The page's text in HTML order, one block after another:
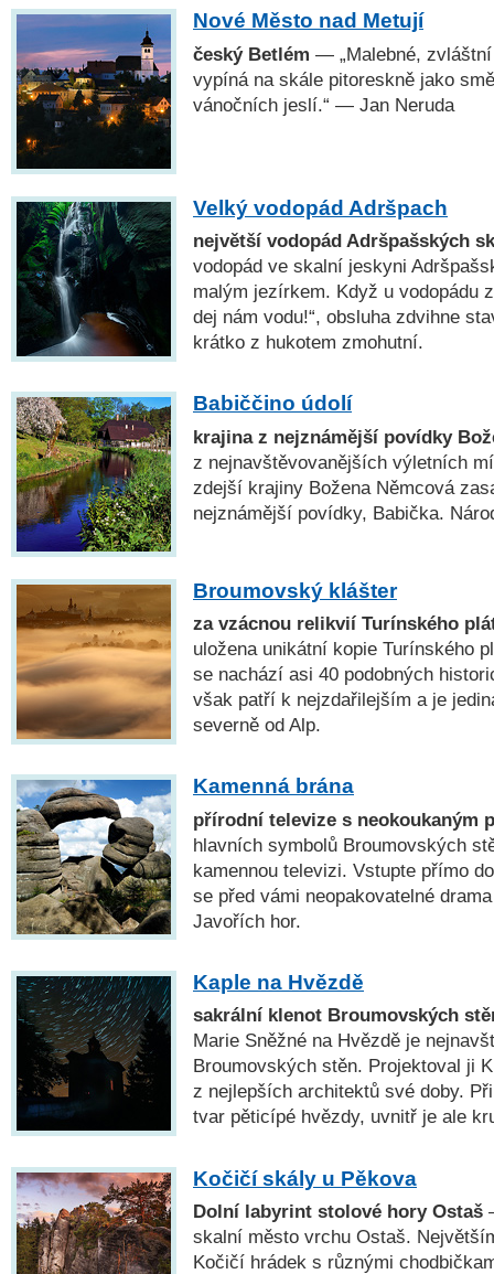
Nové Město nad Metují
český Betlém — „Malebné,
vypíná na skále pitoreskně jako
vánočních jeslí.“ — Jan Neruda
Velký vodopád Adršpach
největší vodopád Adršpašských
vodopád ve skalní jeskyni
malým jezírkem. Když u vodopádu
dej nám vodu!“, obsluha zdvihne
krátko z hukotem zmohutní.
Babiččino údolí
krajina z nejznámější povídky
z nejnavštěvovanějších výletních
zdejší krajiny Božena Němcová
nejznámější povídky, Babička.
Broumovský klášter
za vzácnou relikvií Turínského
uložena unikátní kopie Turínského
se nachází asi 40 podobných
však patří k nejzdařilejším a je
severně od Alp.
Kamenná brána
přírodní televize s neokoukaným
hlavních symbolů Broumovských
kamennou televizi. Vstupte přímo
se před vámi neopakovatelné
Javořích hor.
Kaple na Hvězdě
sakrální klenot Broumovských
Marie Sněžné na Hvězdě je
Broumovských stěn. Projektoval ji
z nejlepších architektů své doby.
tvar pěticípé hvězdy, uvnitř je ale
Kočičí skály u Pěkova
Dolní labyrint stolové hory Ostaš
skalní město vrchu Ostaš.
Kočičí hrádek s různými